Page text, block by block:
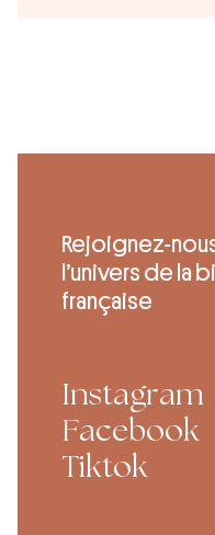
Rejoignez-
l’univers de la
française
Instagram
Facebook
Tiktok